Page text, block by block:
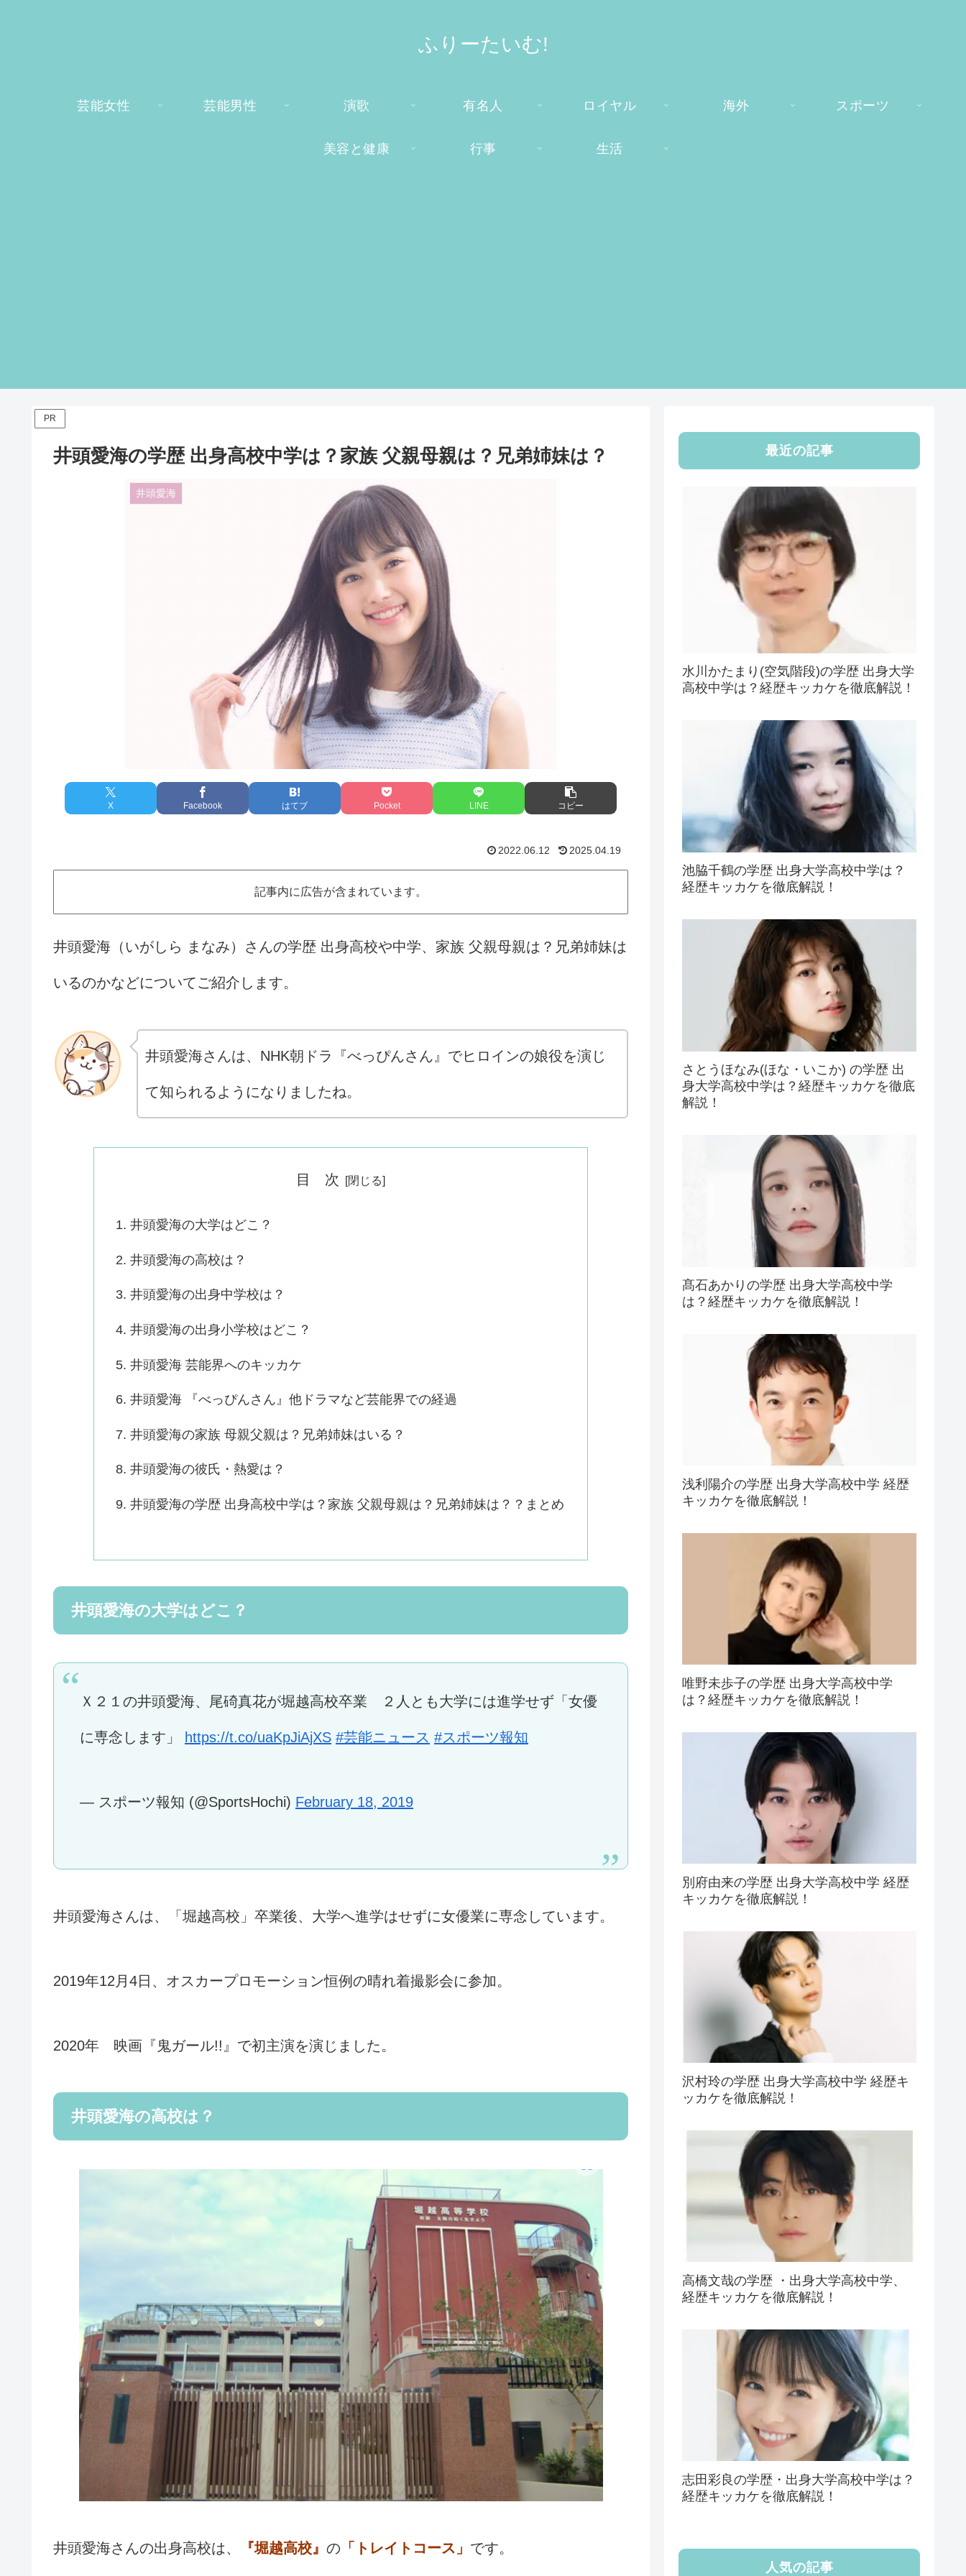
ふりーたいむ!
芸能女性 芸能男性 演歌 有名人 ロイヤル 海外 スポーツ
美容と健康 行事 生活
PR
井頭愛海の学歴 出身高校中学は？家族 父親母親は？兄弟姉妹は？
井頭愛海
X Facebook はてブ Pocket LINE コピー
2022.06.12 2025.04.19
記事内に広告が含まれています。
井頭愛海（いがしら まなみ）さんの学歴 出身高校や中学、家族 父親母親は？兄弟姉妹は
いるのかなどについてご紹介します。
井頭愛海さんは、NHK朝ドラ『べっぴんさん』でヒロインの娘役を演じ
て知られるようになりましたね。
目 次
井頭愛海の大学はどこ？
井頭愛海の高校は？
井頭愛海の出身中学校は？
井頭愛海の出身小学校はどこ？
井頭愛海 芸能界へのキッカケ
井頭愛海 『べっぴんさん』他ドラマなど芸能界での経過
井頭愛海の家族 母親父親は？兄弟姉妹はいる？
井頭愛海の彼氏・熱愛は？
井頭愛海の学歴 出身高校中学は？家族 父親母親は？兄弟姉妹は？？まとめ
井頭愛海の大学はどこ？
Ｘ２１の井頭愛海、尾碕真花が堀越高校卒業 ２人とも大学には進学せず「女優
に専念します」 https://t.co/uaKpJiAjXS #芸能ニュース #スポーツ報知
— スポーツ報知 (@SportsHochi) February 18, 2019
井頭愛海さんは、「堀越高校」卒業後、大学へ進学はせずに女優業に専念しています。
2019年12月4日、オスカープロモーション恒例の晴れ着撮影会に参加。
2020年 映画『鬼ガール!!』で初主演を演じました。
井頭愛海の高校は？
井頭愛海さんの出身高校は、 『堀越高校』 の 「トレイトコース」 です。
最近の記事
水川かたまり(空気階段)の学歴 出身大学
高校中学は？経歴キッカケを徹底解説！
池脇千鶴の学歴 出身大学高校中学は？
経歴キッカケを徹底解説！
さとうほなみ(ほな・いこか) の学歴 出
身大学高校中学は？経歴キッカケを徹底
解説！
髙石あかりの学歴 出身大学高校中学
は？経歴キッカケを徹底解説！
浅利陽介の学歴 出身大学高校中学 経歴
キッカケを徹底解説！
唯野未歩子の学歴 出身大学高校中学
は？経歴キッカケを徹底解説！
別府由来の学歴 出身大学高校中学 経歴
キッカケを徹底解説！
沢村玲の学歴 出身大学高校中学 経歴キ
ッカケを徹底解説！
高橋文哉の学歴 ・出身大学高校中学、
経歴キッカケを徹底解説！
志田彩良の学歴・出身大学高校中学は？
経歴キッカケを徹底解説！
人気の記事